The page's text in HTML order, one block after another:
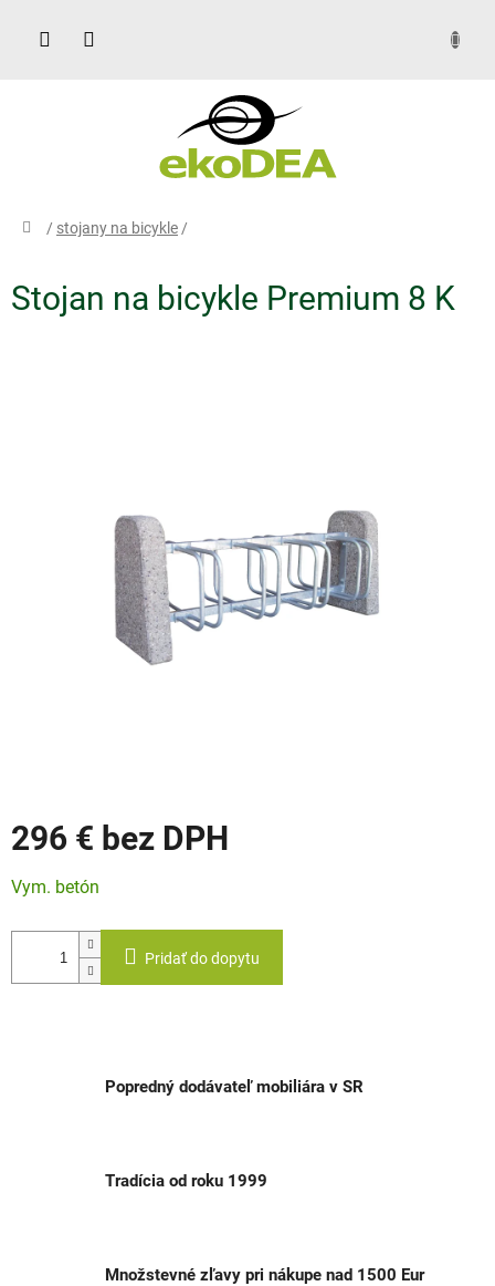
obsah
DOPYT
domov
/ stojany na bicykle /
Stojan na bicykle Premium 8 K
296 €
cena:
Vym. betón
Pridať do dopytu
Popredný dodávateľ mobiliára v SR
Tradícia od roku 1999
Množstevné zľavy pri nákupe nad 1500 Eur